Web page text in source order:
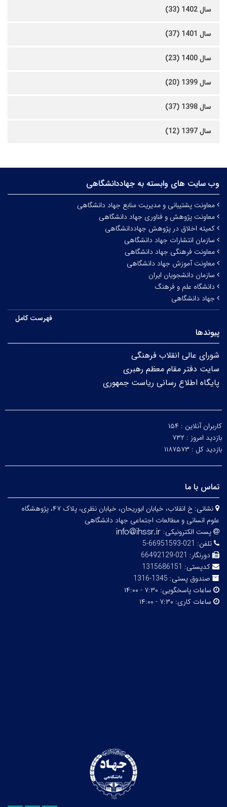
سال 1402 (33)
سال 1401 (37)
سال 1400 (23)
سال 1399 (20)
سال 1398 (37)
سال 1397 (12)
وب سایت های وابسته به جهاددانشگاهی
معاونت پشتیبانی و مدیریت منابع جهاد دانشگاهی
معاونت پژوهش و فناوری جهاد دانشگاهی
کمیته اخلاق در پژوهش جهاددانشگاهی
سازمان انتشارات جهاد دانشگاهی
معاونت فرهنگی جهاد دانشگاهی
معاونت آموزش جهاد دانشگاهی
سازمان دانشجویان ایران
دانشگاه علم و فرهنگ
جهاد دانشگاهی
فهرست کامل
پیوندها
شورای عالی انقلاب فرهنگی
سایت دفتر مقام معظم رهبری
پایگاه اطلاع رسانی ریاست جمهوری
کاربران آنلاین : ۱۵۴
بازدید امروز : ۷۳۲
بازدید کل : ۱۱۸۷۵۷۳
تماس با ما
نشانی:
خ انقلاب، خیابان ابوریحان، خیابان نظری، پلاک ۴۷، پژوهشگاه
علوم انسانی و مطالعات اجتماعی جهاد دانشگاهی
پست الکترونیکی:
تلفن: 021-66951593-5
دورنگار: 021-66492129
کدپستی: 1315686151
صندوق پستی: 1345-1316
ساعات پاسخگویی: ۷:۳۰ - ۱۴:۰۰
ساعات کاری: ۷:۳۰ - ۱۴:۰۰